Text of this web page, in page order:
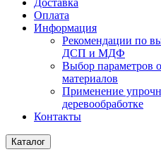
Оплата
Информация
Рекомендации по
ДСП и МДФ
Выбор параметров
материалов
Применение
деревообработке
Контакты
Каталог